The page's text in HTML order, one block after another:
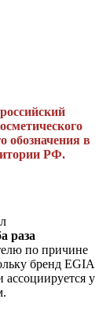
обозначения в
РФ.
раза
по причине
бренд EGIA
у